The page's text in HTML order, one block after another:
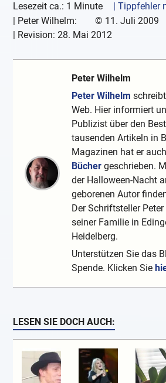
Lesezeit ca.: 1 Minute
| Tippfehler
| Peter Wilhelm: © 11. Juli 2009
| Revision:28. Mai 2012
Peter Wilhelm
Peter Wilhelm
Web. Hier informiert
Publizist über den
tausenden Artikeln in
Magazinen hat er
Bücher geschrieben.
der Halloween-Nacht
geborenen Autor
Der Schriftsteller
seiner Familie in
Heidelberg.
Unterstützen Sie das
Spende. Klicken Sie
LESEN SIE DOCH AUCH: